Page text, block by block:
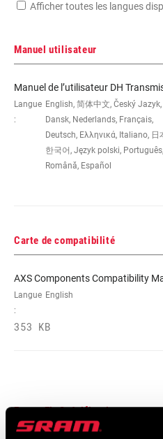
1x, 24, AXS,
Afficher toutes les langues
Manuel utilisateur
Manuel de l’utilisateur DH
Langue
:
English, 简体中文, Český Jazyk,
Dansk, Nederlands, Français,
Deutsch, Ελληνικά, Italiano, 日
한국어, Język polski, Português,
Română, Español
Carte de compatibilité
AXS Components Compatibility
Langue
:
English
353 KB
Frame Fit Spécifications